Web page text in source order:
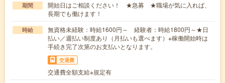
期間
開始日はご相談ください！ ★急募 ★職場が気に入れば、
長期でも働けます！
時給
無資格未経験：時給1600円～ 経験者：時給1800円～★日
払い／週払い制度あり（月払いも選べます）※稼働開始時は
手続き完了次第のお支払いとなります。
交通費
交通費全額支給※規定有